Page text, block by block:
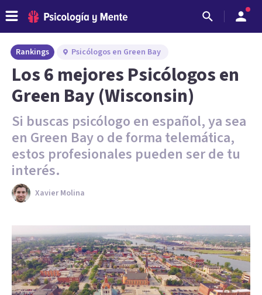
Rankings Psicólogos en Green Bay
Los 6 mejores Psicólogos en
Green Bay (Wisconsin)
Si buscas psicólogo en español, ya sea
en Green Bay o de forma telemática,
estos profesionales pueden ser de tu
interés.
Xavier Molina